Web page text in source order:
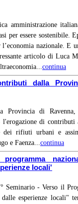
amministrazione
per essere sostenibile.
l’economia nazionale. E
articolo di Luca
continua
dalla
Provincia di Ravenna,
l'erogazione di contributi
dei rifiuti urbani e
e Faenza...continua
locali'
Seminario - Verso il
esperienze locali"